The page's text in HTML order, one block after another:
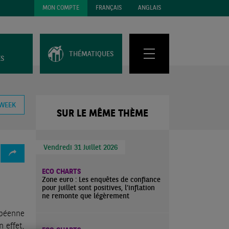
MON COMPTE FRANÇAIS ANGLAIS
THÉMATIQUES
effet,
SUR LE MÊME THÈME
Vendredi 31 Juillet 2026
ECO CHARTS
Zone euro : Les enquêtes de confiance
pour juillet sont positives, l’inflation
ne remonte que légèrement